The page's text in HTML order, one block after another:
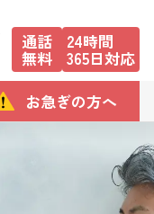
通話
無料
24時間
365日対応
お急ぎの方へ